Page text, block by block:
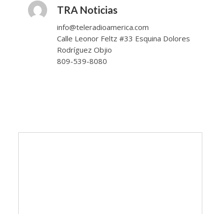
TRA Noticias
info@teleradioamerica.com
Calle Leonor Feltz #33 Esquina Dolores
Rodríguez Objio
809-539-8080